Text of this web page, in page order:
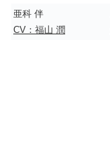
亜科 伴
CV：福山 潤